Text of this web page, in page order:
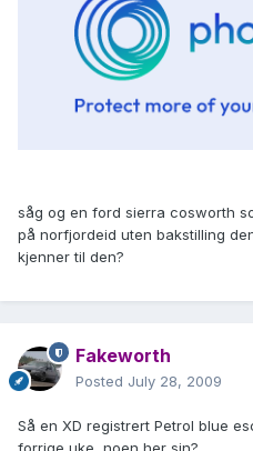
såg og en ford sierra cosworth
på norfjordeid uten bakstilling
kjenner til den?
Fakeworth
Posted July 28, 2009
Så en XD registrert Petrol blue